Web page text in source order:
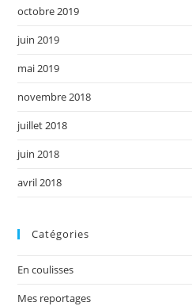
octobre 2019
juin 2019
mai 2019
novembre 2018
juillet 2018
juin 2018
avril 2018
Catégories
En coulisses
Mes reportages